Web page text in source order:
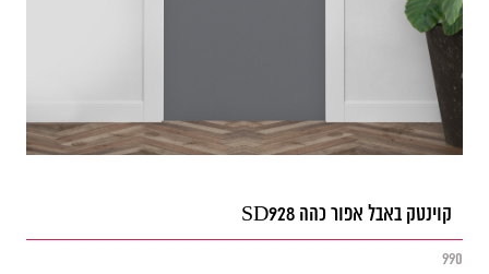
קוינטק באבל אפור כהה SD928
990